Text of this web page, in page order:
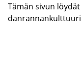
Tämän sivun
dan­ran­nan­kult­tuu­ri